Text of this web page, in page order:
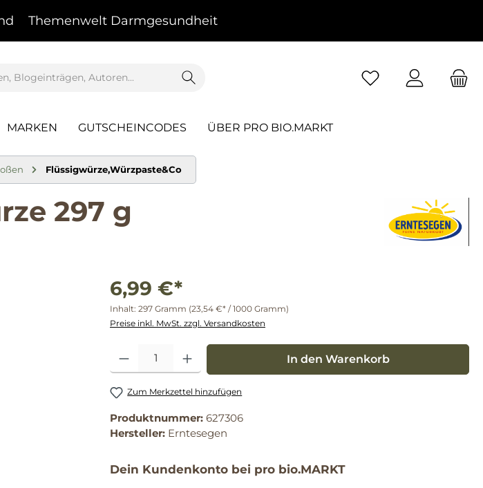
Themenwelt Darmgesundheit
MARKEN GUTSCHEINCODES ÜBER PRO BIO.MARKT
Flüssigwürze,Würzpaste&Co
297 g
6,99 €*
Inhalt: 297 Gramm (23,54 €* / 1000 Gramm)
Preise inkl. MwSt. zzgl. Versandkosten
Produkt Anzahl: Gib den gewünschten Wert ein oder benutze die Schaltflächen um die
In den Warenkorb
Zum Merkzettel hinzufügen
Produktnummer: 627306
Hersteller: Erntesegen
Dein Kundenkonto bei pro bio.MARKT